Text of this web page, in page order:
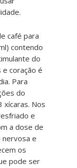
.
café para
contendo
do
coração é
Para
do
Nos
e
a dose de
nervosa e
os
pode ser